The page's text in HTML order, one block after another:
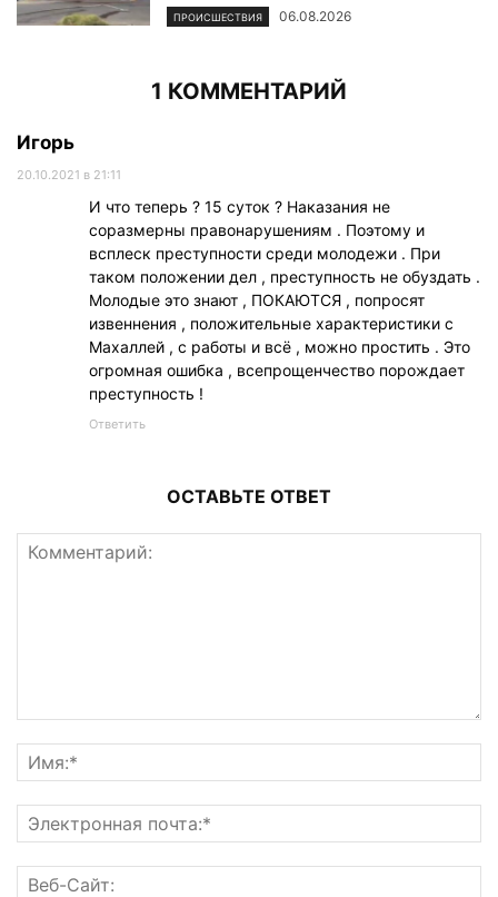
ПРОИСШЕСТВИЯ 06.08.2026
1 КОММЕНТАРИЙ
Игорь
20.10.2021 в 21:11
И что теперь ? 15 суток ? Наказания не
соразмерны правонарушениям . Поэтому и
всплеск преступности среди молодежи . При
таком положении дел , преступность не обуздать .
Молодые это знают , ПОКАЮТСЯ , попросят
извеннения , положительные характеристики с
Махаллей , с работы и всё , можно простить . Это
огромная ошибка , всепрощенчество порождает
преступность !
Ответить
ОСТАВЬТЕ ОТВЕТ